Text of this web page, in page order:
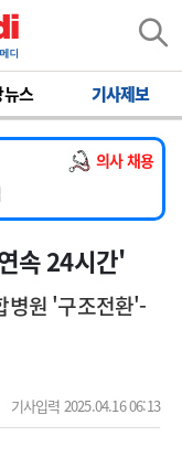
스 기사제보
의사 채용
의사 채용
약직 의사 공개채용
집
속 24시간'
병원 '구조전환'-
기사입력 2025.04.16 06:13